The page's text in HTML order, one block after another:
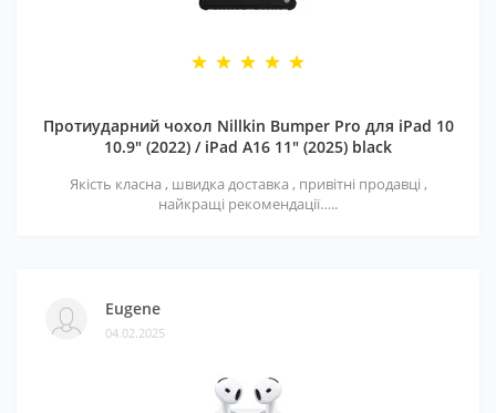
Протиударний чохол Nillkin Bumper Pro для iPad 10
10.9" (2022) / iPad A16 11" (2025) black
Якість класна , швидка доставка , привітні продавці ,
найкращі рекомендації…..
Eugene
04.02.2025